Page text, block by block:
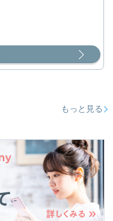
もっと見る